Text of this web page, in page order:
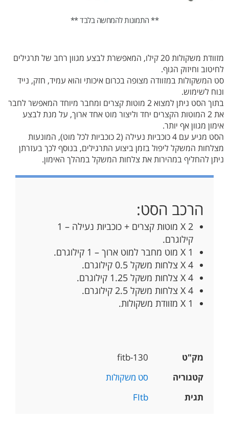
** התמונות להמחשה בלבד **
מזוודת משקולות 20 קילו, המאפשרת לבצע מגוון רחב של תרגילים
לחיטוב וחיזוק הגוף.
סט המשקולות במזוודה מצופה בכרום איכותי והוא עמיד, חזק, נייד
ונוח לשימוש.
בתוך הסט ניתן למצוא 2 מוטות קצרים ומחבר מיוחד המאפשר לחבר
את 2 המוטות הקצרים יחד וליצור מוט אחד ארוך, על מנת לבצע
אימון מגוון אף יותר.
הסט מגיע עם 4 כוכביות נעילה (2 כוכביות לכל מוט), המונעות
מצלחות המשקל ליפול בזמן ביצוע התרגילים, בנוסף לכך בעזרתן
ניתן להחליף במהירות את צלחות המשקל במהלך האימון.
הרכב הסט:
2 X מוטות קצרים + כוכביות נעילה – 1
קילוגרם.
1 X מוט מחבר למוט ארוך – 1 קילוגרם.
4 X צלחות משקל 0.5 קילוגרם.
4 X צלחות משקל 1.25 קילוגרם.
4 X צלחות משקל 2.5 קילוגרם.
1 X מזוודת משקולות.
מק"ט
fitb-130
קטגוריה
סט משקולות
תגית
FItb